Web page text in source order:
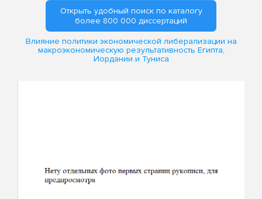
Открыть удобный поиск по каталогу
более 800 000 диссертаций
Влияние политики экономической либерализации на
макроэкономическую результативность Египта,
Иордании и Туниса